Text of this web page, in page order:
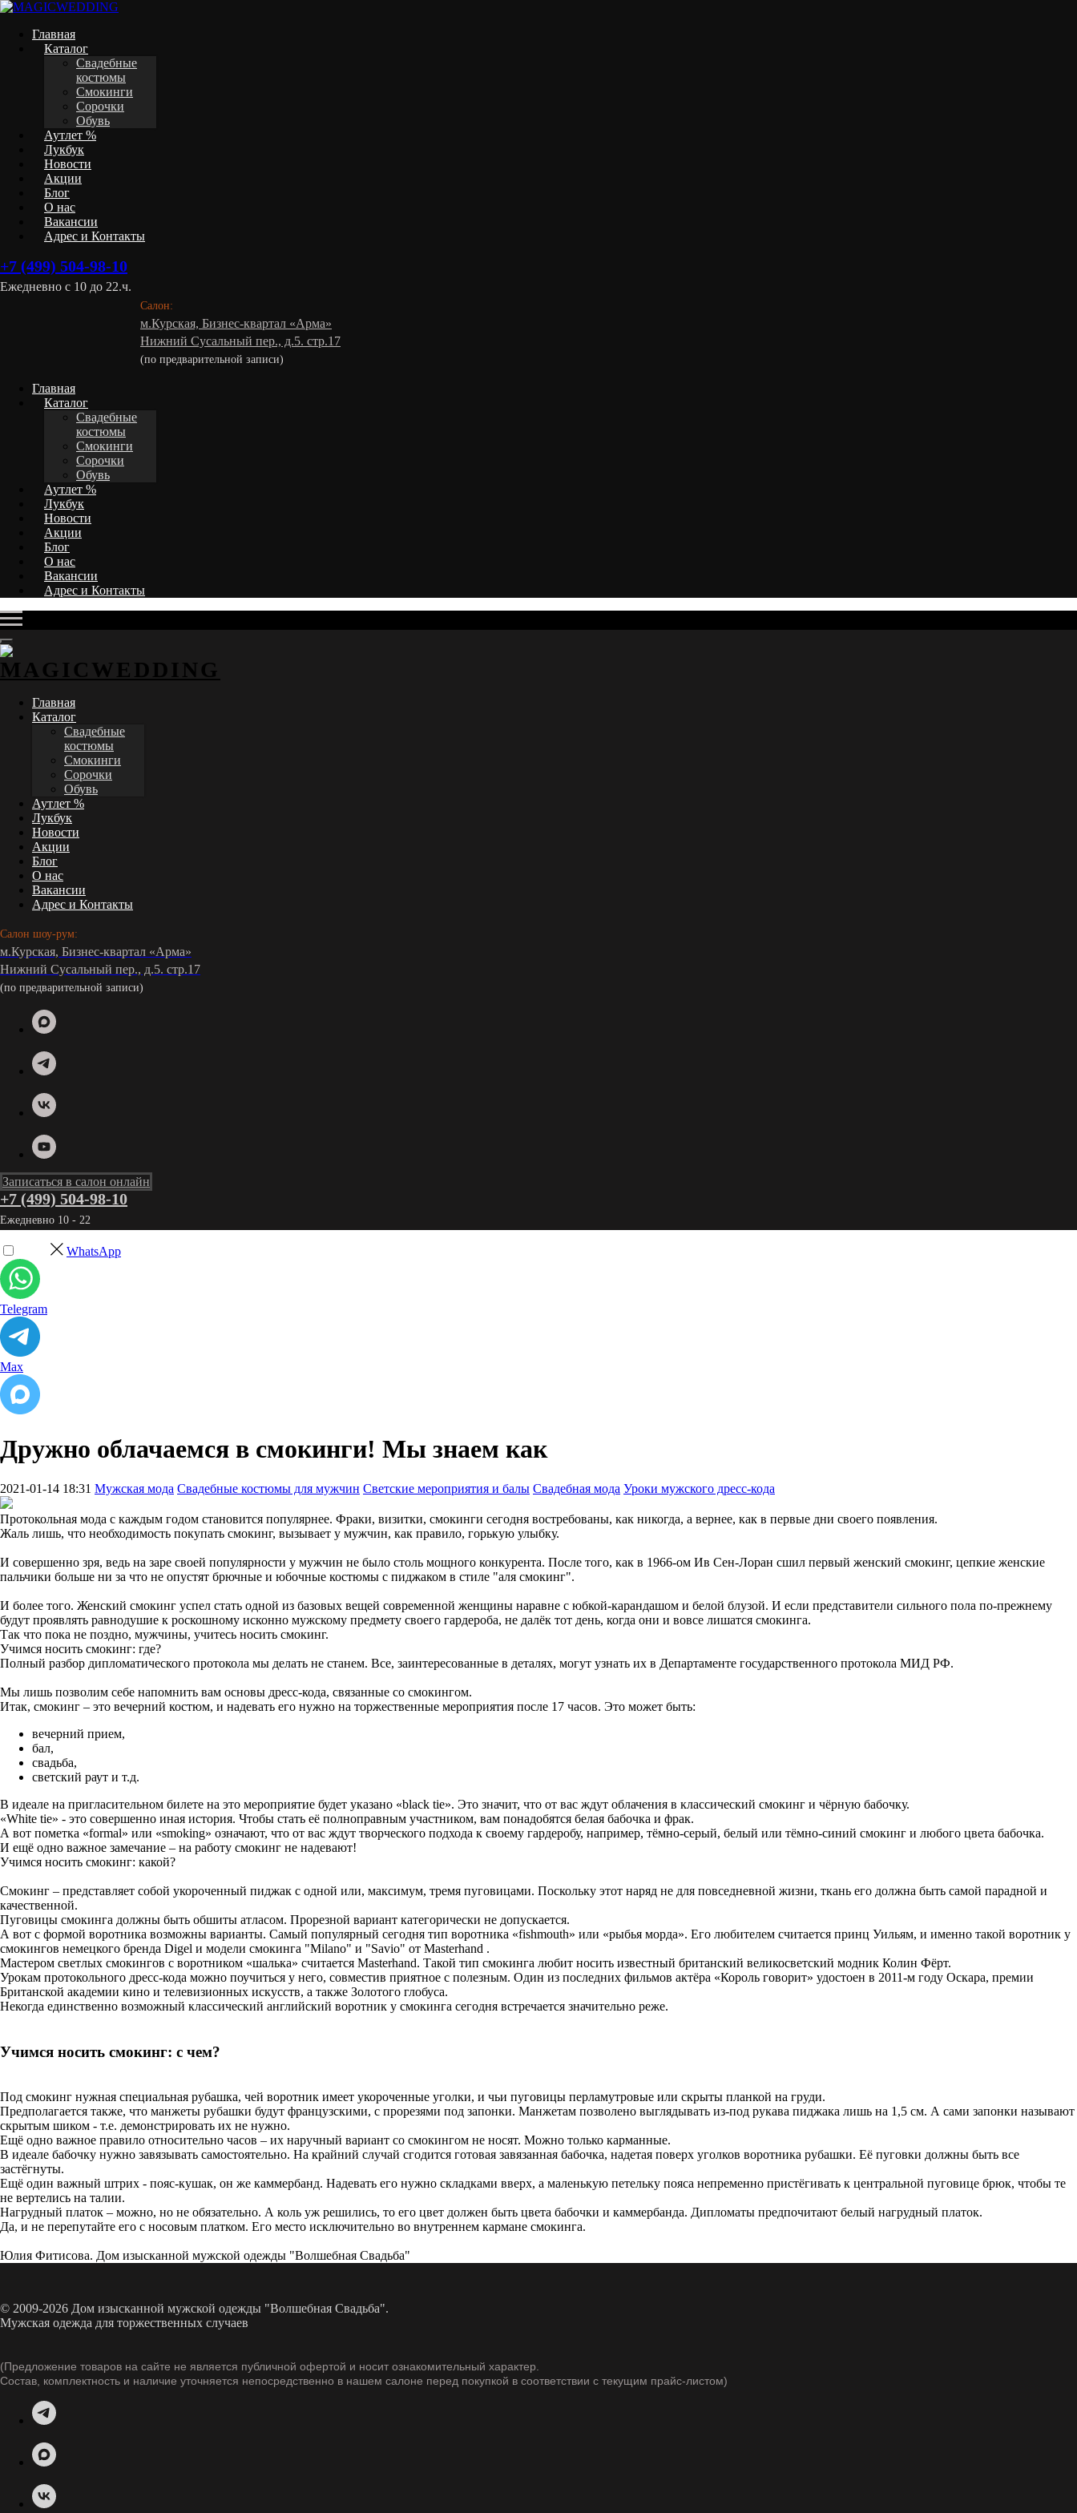
Главная
Каталог
Свадебные
костюмы
Смокинги
Сорочки
Обувь
Аутлет %
Лукбук
Новости
Акции
Блог
О нас
Вакансии
Адрес и Контакты
+7 (499) 504-98-10
Ежедневно с 10 до 22.ч.
Салон:
м.Курская, Бизнес-квартал «Арма»
Нижний Сусальный пер., д.5. стр.17
(по предварительной записи)
Главная
Каталог
Свадебные
костюмы
Смокинги
Сорочки
Обувь
Аутлет %
Лукбук
Новости
Акции
Блог
О нас
Вакансии
Адрес и Контакты
Главная
Каталог
Свадебные
костюмы
Смокинги
Сорочки
Обувь
Аутлет %
Лукбук
Новости
Акции
Блог
О нас
Вакансии
Адрес и Контакты
Салон шоу-рум:
м.Курская, Бизнес-квартал «Арма»
Нижний Сусальный пер., д.5. стр.17
(по предварительной записи)
Записаться в салон онлайн
+7 (499) 504-98-10
Ежедневно 10 - 22
WhatsApp
Telegram
Max
Дружно облачаемся в смокинги! Мы знаем как
2021-01-14 18:31 Мужская мода Свадебные костюмы для мужчин Светские мероприятия и балы Свадебная мода Уроки мужского дресс-кода
Протокольная мода с каждым годом становится популярнее. Фраки, визитки, смокинги сегодня востребованы, как никогда, а вернее, как в первые дни своего появления.
Жаль лишь, что необходимость покупать смокинг, вызывает у мужчин, как правило, горькую улыбку.
И совершенно зря, ведь на заре своей популярности у мужчин не было столь мощного конкурента. После того, как в 1966-ом Ив Сен-Лоран сшил первый женский смокинг, цепкие женские
пальчики больше ни за что не опустят брючные и юбочные костюмы с пиджаком в стиле "аля смокинг".
И более того. Женский смокинг успел стать одной из базовых вещей современной женщины наравне с юбкой-карандашом и белой блузой. И если представители сильного пола по-прежнему
будут проявлять равнодушие к роскошному исконно мужскому предмету своего гардероба, не далёк тот день, когда они и вовсе лишатся смокинга.
Так что пока не поздно, мужчины, учитесь носить смокинг.
Учимся носить смокинг: где?
Полный разбор дипломатического протокола мы делать не станем. Все, заинтересованные в деталях, могут узнать их в Департаменте государственного протокола МИД РФ.
Мы лишь позволим себе напомнить вам основы дресс-кода, связанные со смокингом.
Итак, смокинг – это вечерний костюм, и надевать его нужно на торжественные мероприятия после 17 часов. Это может быть:
вечерний прием,
бал,
свадьба,
светский раут и т.д.
В идеале на пригласительном билете на это мероприятие будет указано «black tie». Это значит, что от вас ждут облачения в классический смокинг и чёрную бабочку.
«White tie» - это совершенно иная история. Чтобы стать её полноправным участником, вам понадобятся белая бабочка и фрак.
А вот пометка «formal» или «smoking» означают, что от вас ждут творческого подхода к своему гардеробу, например, тёмно-серый, белый или тёмно-синий смокинг и любого цвета бабочка.
И ещё одно важное замечание – на работу смокинг не надевают!
Учимся носить смокинг: какой?
Смокинг – представляет собой укороченный пиджак с одной или, максимум, тремя пуговицами. Поскольку этот наряд не для повседневной жизни, ткань его должна быть самой парадной и
качественной.
Пуговицы смокинга должны быть обшиты атласом. Прорезной вариант категорически не допускается.
А вот с формой воротника возможны варианты. Самый популярный сегодня тип воротника «fishmouth» или «рыбья морда». Его любителем считается принц Уильям, и именно такой воротник у
смокингов немецкого бренда Digel и модели смокинга "Milano" и "Savio" от Masterhand .
Мастером светлых смокингов с воротником «шалька» считается Masterhand. Такой тип смокинга любит носить известный британский великосветский модник Колин Фёрт.
Урокам протокольного дресс-кода можно поучиться у него, совместив приятное с полезным. Один из последних фильмов актёра «Король говорит» удостоен в 2011-м году Оскара, премии
Британской академии кино и телевизионных искусств, а также Золотого глобуса.
Некогда единственно возможный классический английский воротник у смокинга сегодня встречается значительно реже.
Учимся носить смокинг: с чем?
Под смокинг нужная специальная рубашка, чей воротник имеет укороченные уголки, и чьи пуговицы перламутровые или скрыты планкой на груди.
Предполагается также, что манжеты рубашки будут французскими, с прорезями под запонки. Манжетам позволено выглядывать из-под рукава пиджака лишь на 1,5 см. А сами запонки называют
скрытым шиком - т.е. демонстрировать их не нужно.
Ещё одно важное правило относительно часов – их наручный вариант со смокингом не носят. Можно только карманные.
В идеале бабочку нужно завязывать самостоятельно. На крайний случай сгодится готовая завязанная бабочка, надетая поверх уголков воротника рубашки. Её пуговки должны быть все
застёгнуты.
Ещё один важный штрих - пояс-кушак, он же каммербанд. Надевать его нужно складками вверх, а маленькую петельку пояса непременно пристёгивать к центральной пуговице брюк, чтобы те
не вертелись на талии.
Нагрудный платок – можно, но не обязательно. А коль уж решились, то его цвет должен быть цвета бабочки и каммербанда. Дипломаты предпочитают белый нагрудный платок.
Да, и не перепутайте его с носовым платком. Его место исключительно во внутреннем кармане смокинга.
Юлия Фитисова. Дом изысканной мужской одежды "Волшебная Свадьба"
© 2009-2026 Дом изысканной мужской одежды "Волшебная Свадьба".
Мужская одежда для торжественных случаев
(Предложение товаров на сайте не является публичной офертой и носит ознакомительный характер.
Состав, комплектность и наличие уточняется непосредственно в нашем салоне перед покупкой в соответствии с текущим прайс-листом)